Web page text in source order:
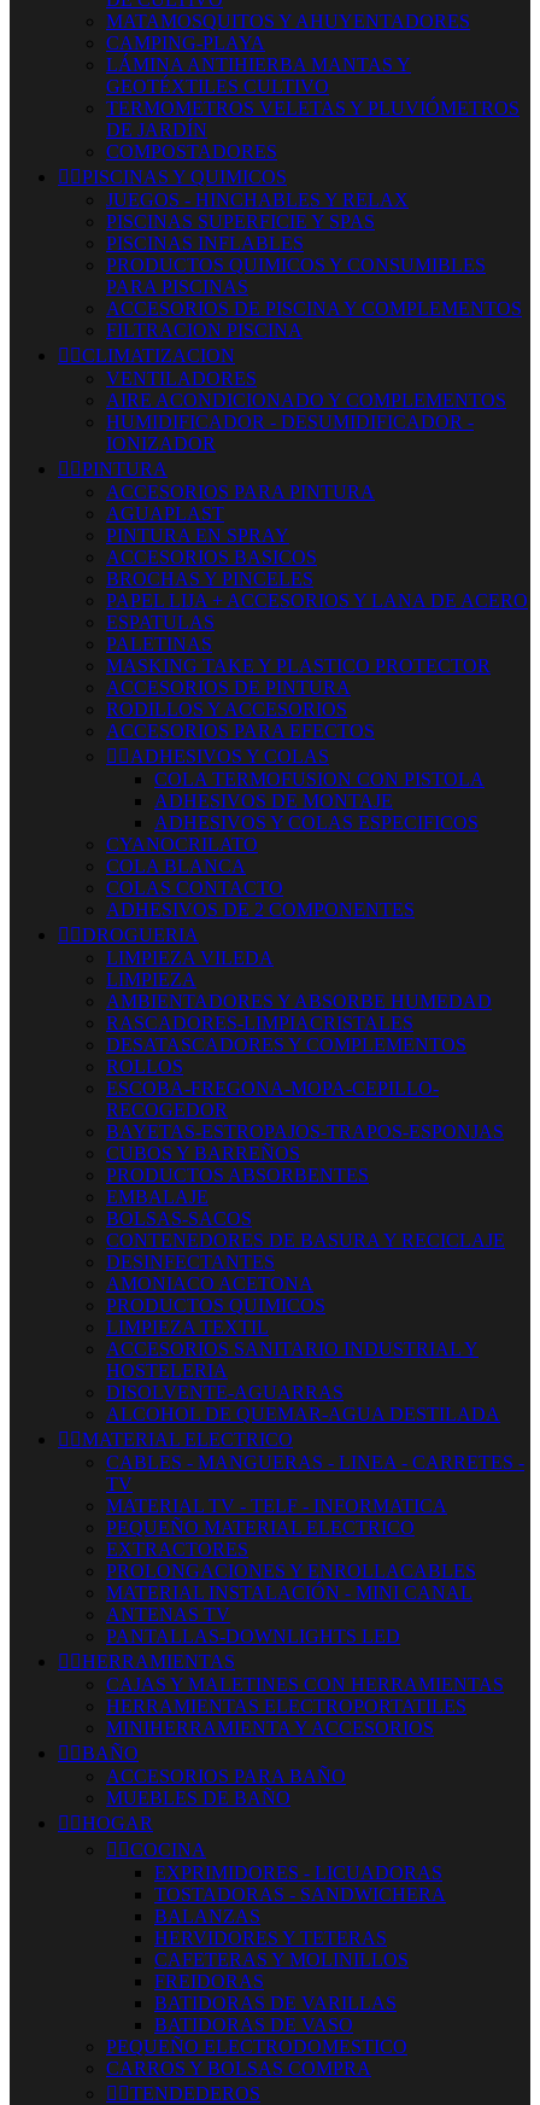
MATAMOSQUITOS Y AHUYENTADORES
CAMPING-PLAYA
LÁMINA ANTIHIERBA MANTAS Y
GEOTÉXTILES CULTIVO
TERMOMETROS VELETAS Y PLUVIÓMETROS
DE JARDÍN
COMPOSTADORES
 PISCINAS Y QUIMICOS
JUEGOS - HINCHABLES Y RELAX
PISCINAS SUPERFICIE Y SPAS
PISCINAS INFLABLES
PRODUCTOS QUIMICOS Y CONSUMIBLES
PARA PISCINAS
ACCESORIOS DE PISCINA Y COMPLEMENTOS
FILTRACION PISCINA
 CLIMATIZACION
VENTILADORES
AIRE ACONDICIONADO Y COMPLEMENTOS
HUMIDIFICADOR - DESUMIDIFICADOR -
IONIZADOR
 PINTURA
ACCESORIOS PARA PINTURA
AGUAPLAST
PINTURA EN SPRAY
ACCESORIOS BASICOS
BROCHAS Y PINCELES
PAPEL LIJA + ACCESORIOS Y LANA DE ACERO
ESPATULAS
PALETINAS
MASKING TAKE Y PLASTICO PROTECTOR
ACCESORIOS DE PINTURA
RODILLOS Y ACCESORIOS
ACCESORIOS PARA EFECTOS
 ADHESIVOS Y COLAS
COLA TERMOFUSION CON PISTOLA
ADHESIVOS DE MONTAJE
ADHESIVOS Y COLAS ESPECIFICOS
CYANOCRILATO
COLA BLANCA
COLAS CONTACTO
ADHESIVOS DE 2 COMPONENTES
 DROGUERIA
LIMPIEZA VILEDA
LIMPIEZA
AMBIENTADORES Y ABSORBE HUMEDAD
RASCADORES-LIMPIACRISTALES
DESATASCADORES Y COMPLEMENTOS
ROLLOS
ESCOBA-FREGONA-MOPA-CEPILLO-
RECOGEDOR
BAYETAS-ESTROPAJOS-TRAPOS-ESPONJAS
CUBOS Y BARREÑOS
PRODUCTOS ABSORBENTES
EMBALAJE
BOLSAS-SACOS
CONTENEDORES DE BASURA Y RECICLAJE
DESINFECTANTES
AMONIACO ACETONA
PRODUCTOS QUIMICOS
LIMPIEZA TEXTIL
ACCESORIOS SANITARIO INDUSTRIAL Y
HOSTELERIA
DISOLVENTE-AGUARRAS
ALCOHOL DE QUEMAR-AGUA DESTILADA
 MATERIAL ELECTRICO
CABLES - MANGUERAS - LINEA - CARRETES -
TV
MATERIAL TV - TELF - INFORMATICA
PEQUEÑO MATERIAL ELECTRICO
EXTRACTORES
PROLONGACIONES Y ENROLLACABLES
MATERIAL INSTALACIÓN - MINI CANAL
ANTENAS TV
PANTALLAS-DOWNLIGHTS LED
 HERRAMIENTAS
CAJAS Y MALETINES CON HERRAMIENTAS
HERRAMIENTAS ELECTROPORTATILES
MINIHERRAMIENTA Y ACCESORIOS
 BAÑO
ACCESORIOS PARA BAÑO
MUEBLES DE BAÑO
 HOGAR
 COCINA
EXPRIMIDORES - LICUADORAS
TOSTADORAS - SANDWICHERA
BALANZAS
HERVIDORES Y TETERAS
CAFETERAS Y MOLINILLOS
FREIDORAS
BATIDORAS DE VARILLAS
BATIDORAS DE VASO
PEQUEÑO ELECTRODOMESTICO
CARROS Y BOLSAS COMPRA
 TENDEDEROS